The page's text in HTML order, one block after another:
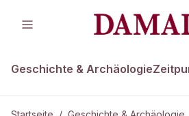
Geschichte & Archäologie